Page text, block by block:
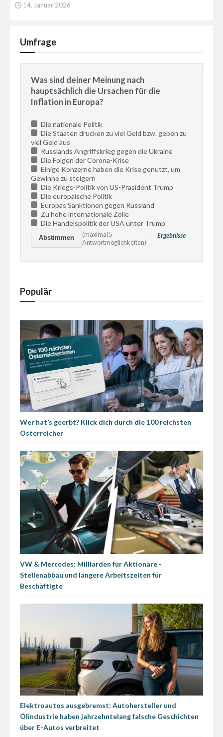
14. Januar 2026
Umfrage
Was sind deiner Meinung nach
hauptsächlich die Ursachen für die
Inflation in Europa?
Die nationale Politik
Die Staaten drucken zu viel Geld bzw. geben zu
viel Geld aus
Russlands Angriffskrieg gegen die Ukraine
Die Folgen der Corona-Krise
Einige Konzerne haben die Krise genutzt, um
Gewinne zu steigern
Die Kriegs-Politik von US-Präsident Trump
Die europäische Politik
Europas Sanktionen gegen Russland
Zu hohe internationale Zölle
Die Handelspolitik der USA unter Trump
Ergebnisse
(maximal 5
Antwortmöglichkeiten)
Populär
Wer hat’s geerbt? Klick dich durch die 100 reichsten
Österreicher
VW & Mercedes: Milliarden für Aktionäre -
Stellenabbau und längere Arbeitszeiten für
Beschäftigte
Elektroautos ausgebremst: Autohersteller und
Ölindustrie haben jahrzehntelang falsche Geschichten
über E-Autos verbreitet